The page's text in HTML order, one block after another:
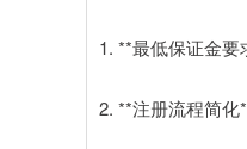
1. **最低保证金
2. **注册流程简